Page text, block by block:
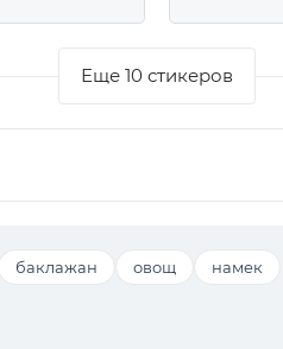
Еще 10 стикеров
баклажан овощ намек